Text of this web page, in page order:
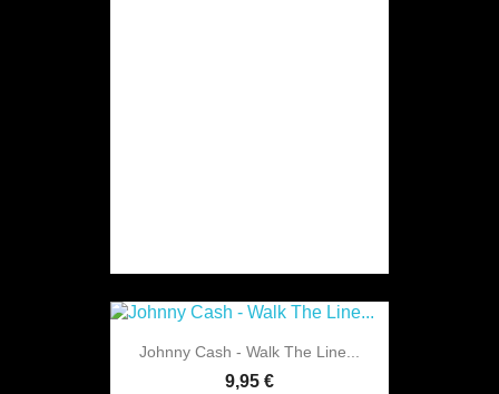
Johnny Cash - Walk The Line...
9,95 €